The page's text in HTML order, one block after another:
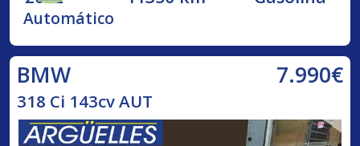
Automático
BMW 7.990€
318 Ci 143cv AUT